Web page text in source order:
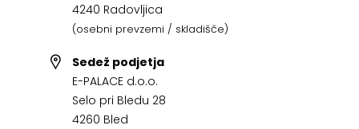
4240 Radovljica
(osebni prevzemi / skladišče)
Sedež podjetja
E-PALACE d.o.o.
Selo pri Bledu 28
4260 Bled